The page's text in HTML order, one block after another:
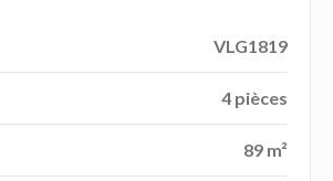
VLG1819
4 pièces
89 m²